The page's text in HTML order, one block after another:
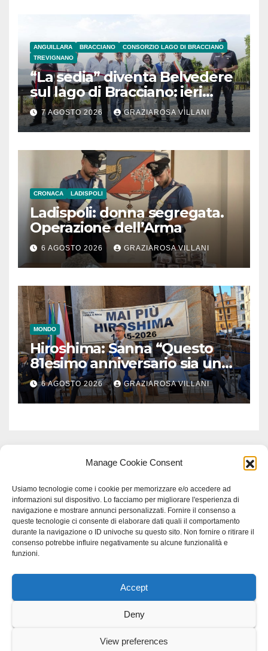
Manage Cookie Consent
Usiamo tecnologie come i cookie per memorizzare e/o accedere ad
informazioni sul dispositivo. Lo facciamo per migliorare l'esperienza di
navigazione e mostrare annunci personalizzati. Fornire il consenso a
queste tecnologie ci consente di elaborare dati quali il comportamento
durante la navigazione o ID univoche su questo sito. Non fornire o ritirare il
consenso potrebbe influire negativamente su alcune funzionalità e
funzioni.
Accept
Deny
View preferences
ANGUILLARA BRACCIANO
CONSORZIO LAGO DI BRACCIANO
TREVIGNANO
“La sedia” diventa Belvedere
sul lago di Bracciano: ieri
l’inaugurazione
7 AGOSTO 2026 GRAZIAROSA VILLANI
CRONACA LADISPOLI
Ladispoli: donna segregata.
Operazione dell’Arma
6 AGOSTO 2026 GRAZIAROSA VILLANI
MONDO
Hiroshima: Sanna “Questo
81esimo anniversario sia un
monito per tutti”
6 AGOSTO 2026 GRAZIAROSA VILLANI
Proudly powered by WordPress|Tema: Newspaperex di
Scienzastudio specialistico bracciano